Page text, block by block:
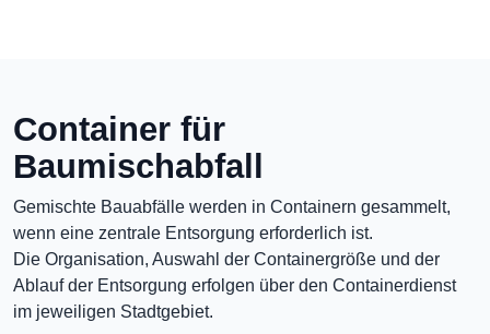
Container für
Baumischabfall
Gemischte Bauabfälle werden in Containern gesammelt,
wenn eine zentrale Entsorgung erforderlich ist.
Die Organisation, Auswahl der Containergröße und der
Ablauf der Entsorgung erfolgen über den Containerdienst
im jeweiligen Stadtgebiet.